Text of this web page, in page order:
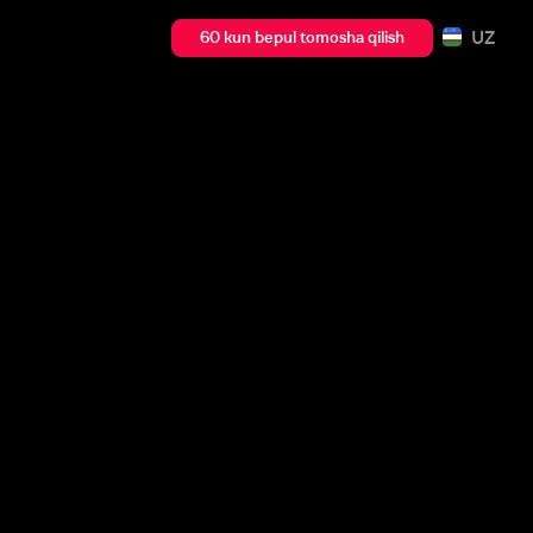
60 kun bepul tomosha qilish UZ